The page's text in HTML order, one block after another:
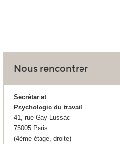
Nous rencontrer
Secrétariat
Psychologie du travail
41, rue Gay-Lussac
75005 Paris
(4ème étage, droite)